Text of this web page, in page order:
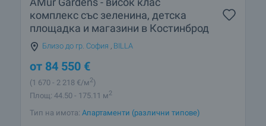
комплекс със зеленина, детска
площадка и магазини в Костинброд
Близо до гр. София , BILLA
от 84 550 €
(1 670 - 2 218 €/м2)
Площ: 44.50 - 175.11 м2
Тип на имота: Апартаменти (различни типове)